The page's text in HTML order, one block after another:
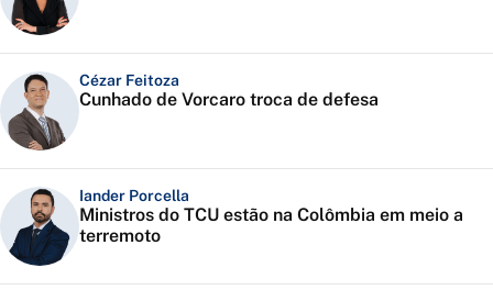
Cézar Feitoza
Cunhado de Vorcaro troca de defesa
Iander Porcella
Ministros do TCU estão na Colômbia em meio a
terremoto